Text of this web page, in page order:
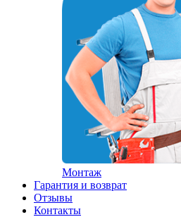
Монтаж
Гарантия и возврат
Отзывы
Контакты